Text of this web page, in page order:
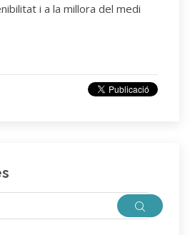
i a la millora del medi